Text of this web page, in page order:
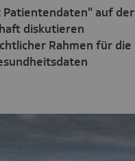
Patientendaten" auf der
diskutieren
Rahmen für die